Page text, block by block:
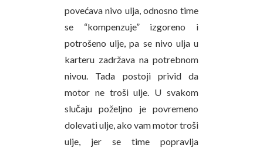
povećava nivo ulja, odnosno time
se “kompenzuje” izgoreno i
potrošeno ulje, pa se nivo ulja u
karteru zadržava na potrebnom
nivou. Tada postoji privid da
motor ne troši ulje. U svakom
slučaju poželjno je povremeno
dolevati ulje, ako vam motor troši
ulje, jer se time popravlja